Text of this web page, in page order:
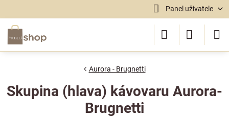
Panel uživatele
Aurora - Brugnetti
Skupina (hlava) kávovaru Aurora-
Brugnetti